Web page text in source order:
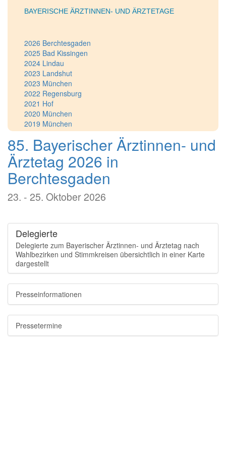
BAYERISCHE ÄRZTINNEN- UND ÄRZTETAGE
2026 Berchtesgaden
2025 Bad Kissingen
2024 Lindau
2023 Landshut
2023 München
2022 Regensburg
2021 Hof
2020 München
2019 München
2018 Nürnberg
2018 München
2017 Rosenheim
2016 Schweinfurt
2015 Deggendorf
2014 Weiden
2013 Bamberg
2010 Fürth
2010 Regensburg
2009 Ingolstadt
2008 Würzburg
2008 München
2007 Regensburg
2007 Nürnberg
2006 Straubing
2006 München
2005 Coburg
2005 München
2004 Memmingen
85. Bayerischer Ärztinnen- und
Ärztetag 2026 in
Berchtesgaden
23. - 25. Oktober 2026
Delegierte
Delegierte zum Bayerischer Ärztinnen- und Ärztetag nach
Wahlbezirken und Stimmkreisen übersichtlich in einer Karte
dargestellt
Presseinformationen
Pressetermine